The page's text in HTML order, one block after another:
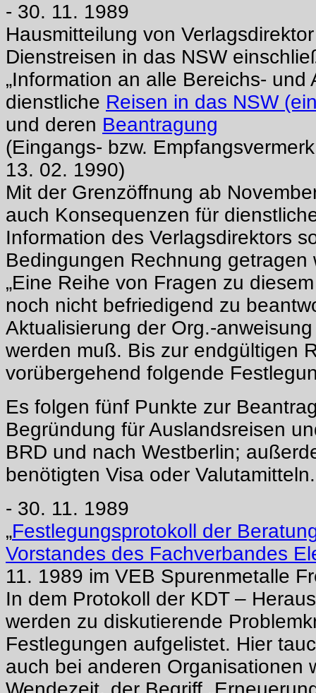
- 30. 11. 1989
Hausmitteilung von
Dienstreisen in das NSW
„Information an alle Bereichs- und
dienstliche Reisen in das NSW
und deren Beantragung
(Eingangs- bzw.
13. 02. 1990)
Mit der Grenzöffnung ab
auch Konsequenzen für
Information des Verlagsdirektors
Bedingungen Rechnung getragen
„Eine Reihe von Fragen zu
noch nicht befriedigend zu
Aktualisierung der Org.-
werden muß. Bis zur endgültigen
vorübergehend folgende
Es folgen fünf Punkte zur
Begründung für Auslandsreisen
BRD und nach Westberlin;
benötigten Visa oder Valutamitteln.
- 30. 11. 1989
„Festlegungsprotokoll der
Vorstandes des Fachverbandes
11. 1989 im VEB Spurenmetalle
In dem Protokoll der KDT –
werden zu diskutierende
Festlegungen aufgelistet. Hier
auch bei anderen Organisationen